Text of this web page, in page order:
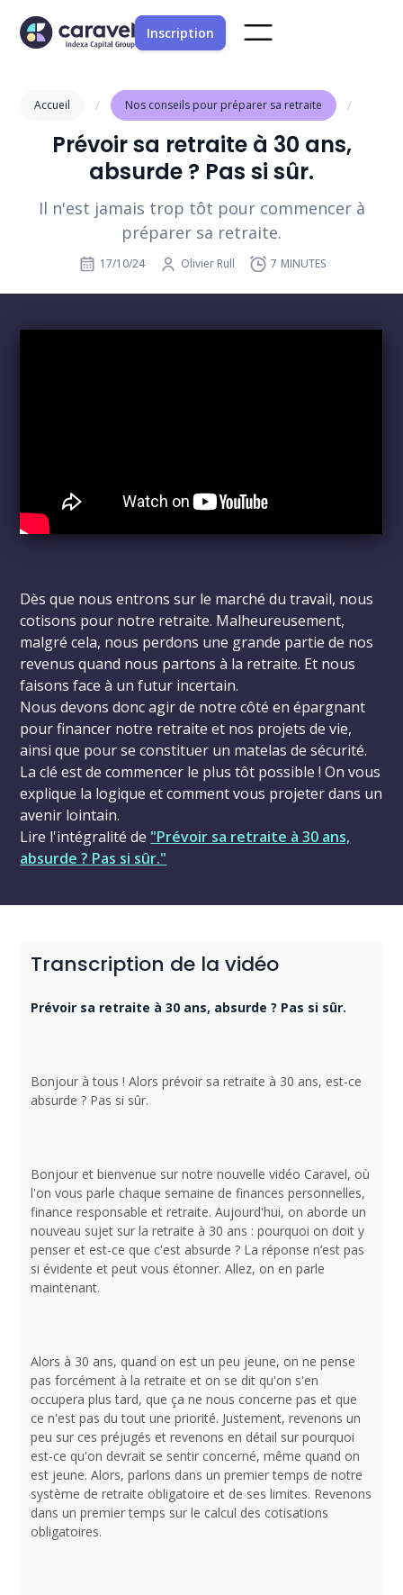
Inscription
Accueil / Nos conseils pour préparer sa retraite /
Prévoir sa retraite à 30 ans,
absurde ? Pas si sûr.
Il n'est jamais trop tôt pour commencer à
préparer sa retraite.
17/10/24 Olivier Rull 7 MINUTES
Dès que nous entrons sur le marché du travail, nous
cotisons pour notre retraite. Malheureusement,
malgré cela, nous perdons une grande partie de nos
revenus quand nous partons à la retraite. Et nous
faisons face à un futur incertain.
Nous devons donc agir de notre côté en épargnant
pour financer notre retraite et nos projets de vie,
ainsi que pour se constituer un matelas de sécurité.
La clé est de commencer le plus tôt possible ! On vous
explique la logique et comment vous projeter dans un
avenir lointain.
Lire l'intégralité de "Prévoir sa retraite à 30 ans,
absurde ? Pas si sûr."
Transcription de la vidéo
Prévoir sa retraite à 30 ans, absurde ? Pas si sûr.
Bonjour à tous ! Alors prévoir sa retraite à 30 ans, est-ce
absurde ? Pas si sûr.
Bonjour et bienvenue sur notre nouvelle vidéo Caravel, où
l'on vous parle chaque semaine de finances personnelles,
finance responsable et retraite. Aujourd'hui, on aborde un
nouveau sujet sur la retraite à 30 ans : pourquoi on doit y
penser et est-ce que c'est absurde ? La réponse n’est pas
si évidente et peut vous étonner. Allez, on en parle
maintenant.
Alors à 30 ans, quand on est un peu jeune, on ne pense
pas forcément à la retraite et on se dit qu'on s'en
occupera plus tard, que ça ne nous concerne pas et que
ce n'est pas du tout une priorité. Justement, revenons un
peu sur ces préjugés et revenons en détail sur pourquoi
est-ce qu'on devrait se sentir concerné, même quand on
est jeune. Alors, parlons dans un premier temps de notre
système de retraite obligatoire et de ses limites. Revenons
dans un premier temps sur le calcul des cotisations
obligatoires.